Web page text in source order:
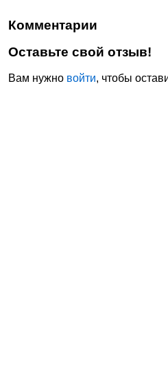
Комментарии
Оставьте свой отзыв!
Вам нужно войти, чтобы